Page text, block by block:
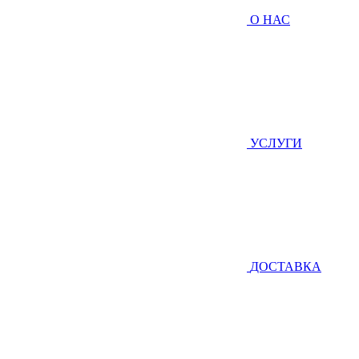
О НАС
УСЛУГИ
ДОСТАВКА